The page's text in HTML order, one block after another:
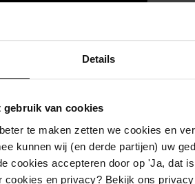
Details
gebruik van cookies
te maken zetten we cookies en
kunnen wij (en derde partijen) uw
cookies accepteren door op 'Ja, dat
cookies en privacy? Bekijk ons